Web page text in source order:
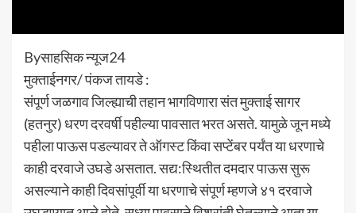
Byसाहसिक न्यूज24
मुक्ताईनगर/ पंकज तायडे :
संपूर्ण जळगाव जिल्ह्याची तहान भागविणारा संत मुक्ताई सागर
(हतनुर) धरण दरवर्षी पहील्या पावसात भरत असते. यामुळे जून मध्ये
पहीला पाऊस पडल्यावर ते ऑगस्ट किंवा सप्टेंबर पर्यंत या धरणाचे
काही दरवाजे उघडे असतात. सद्य:स्थितीत दमदार पाऊस सुरू
असल्याने काही दिवसांपूर्वी या धरणाचे संपूर्ण म्हणजे ४१ दरवाजे